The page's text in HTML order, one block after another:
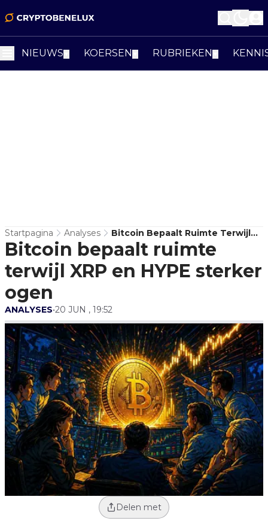
NIEUWS KOERSEN RUBRIEKEN
Startpagina Analyses
Bitcoin Bepaalt Ruimte Terwijl
XRP En HYPE Sterker Ogen
Bitcoin bepaalt ruimte
terwijl XRP en HYPE sterker
ogen
ANALYSES•20 JUN , 19:52
Delen met